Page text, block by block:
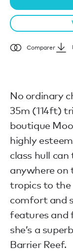
Comparer
No ordinary
35m (114ft)
boutique
highly
class hull
anywhere on
tropics to the
comfort and
features and
she’s a
Barrier Reef.